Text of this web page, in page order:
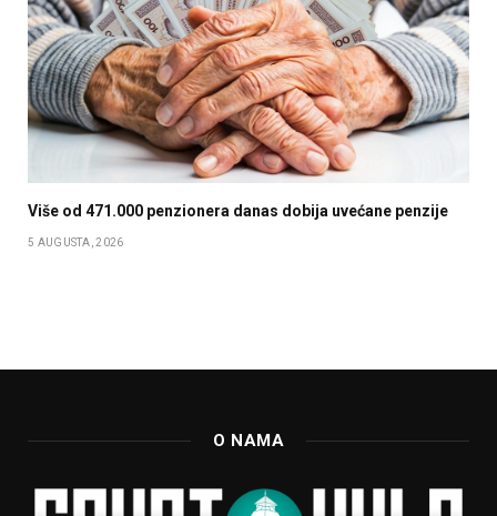
Više od 471.000 penzionera danas dobija uvećane penzije
5 AUGUSTA, 2026
O NAMA